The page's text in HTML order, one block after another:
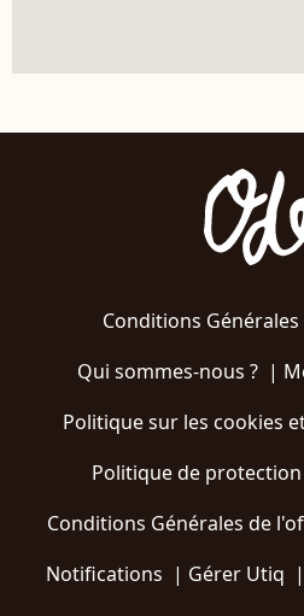
Conditions
Qui sommes-nous ?|
Politique sur les cookies
Politique de
Conditions Générales de
Notifications | Gérer Utiq |